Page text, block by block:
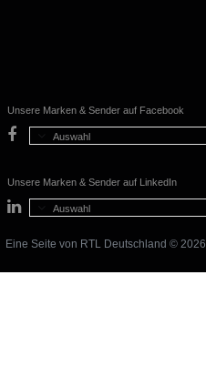
Unsere Marken & Sender auf Facebook
Auswahl
Unsere Marken & Sender auf LinkedIn
Auswahl
Eine Seite von RTL Deutschland © 2026